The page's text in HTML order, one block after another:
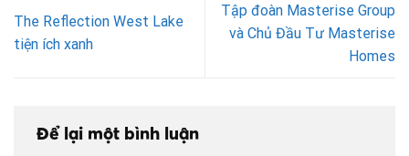
The Reflection West Lake
tiện ích xanh
Tập đoàn Masterise Group
và Chủ Đầu Tư Masterise
Homes
Để lại một bình luận